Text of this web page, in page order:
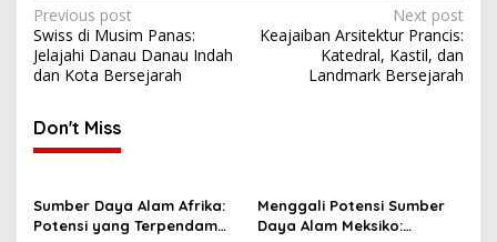
Post
navigation
Previous post
Swiss di Musim Panas:
Jelajahi Danau Danau Indah
dan Kota Bersejarah
Next post
Keajaiban Arsitektur Prancis:
Katedral, Kastil, dan
Landmark Bersejarah
Don't Miss
Sumber Daya Alam Afrika:
Potensi yang Terpendam
Menggali Potensi Sumber
Daya Alam Meksiko: